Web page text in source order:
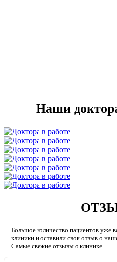
Наши
Большое количество пациентов уже
клиники и оставили свои отзыв о
Caмые свежие отзывы о клинике.